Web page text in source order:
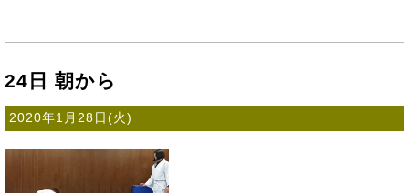
24日 朝から
2020年1月28日(火)